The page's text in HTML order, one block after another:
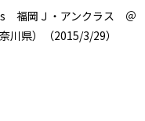
岡Ｊ・アンクラス ＠
川県）（2015/3/29）